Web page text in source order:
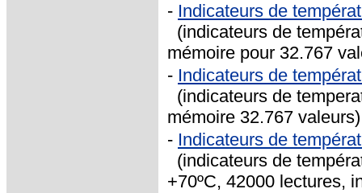
- Indicateurs de
(indicateurs de
mémoire pour 32.767
- Indicateurs de
(indicateurs de
mémoire 32.767 valeurs)
- Indicateurs de
(indicateurs de
+70ºC, 42000 lectures,